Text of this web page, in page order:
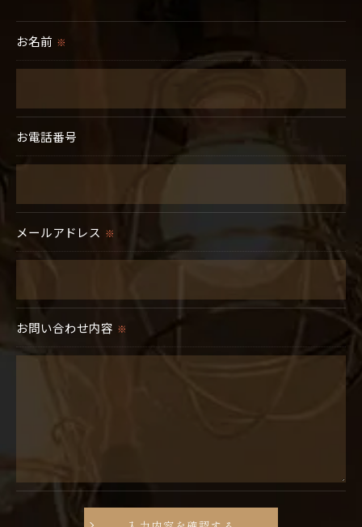
取得した個人情報を第三者に提供することはいたしませ
当社では、利用目的の達成に必要な範囲において、個人
情報を外部に委託する場合があります。
これらの委託先に対しては個人情報保護契約等の措置を
＜個人情報の安全管理＞
当社では、個人情報の漏洩等がなされないよう、適切に
＜個人情報を与えなかった場合に生じる結果＞
必要な情報を頂けない場合は、それに対応した当社のサ
止の手続を定めさせて頂いております。
お名前 ※
お電話番号
メールアドレス ※
お問い合わせ内容 ※